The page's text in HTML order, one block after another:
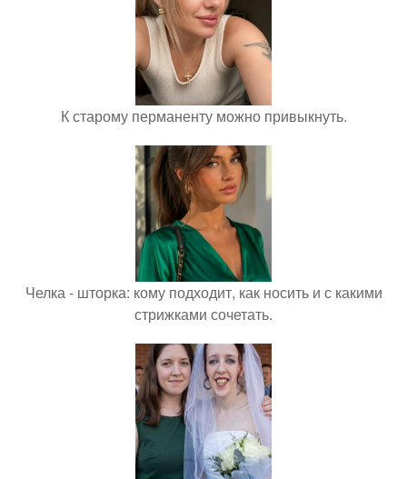
К старому перманенту можно привыкнуть.
Челка - шторка: кому подходит, как носить и с какими
стрижками сочетать.